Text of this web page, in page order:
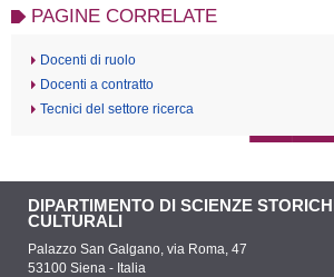
PAGINE CORRELATE
Docenti di ruolo
Docenti a contratto
Tecnici del settore ricerca
DIPARTIMENTO DI SCIENZE
CULTURALI
Palazzo San Galgano, via Roma, 47
53100 Siena - Italia